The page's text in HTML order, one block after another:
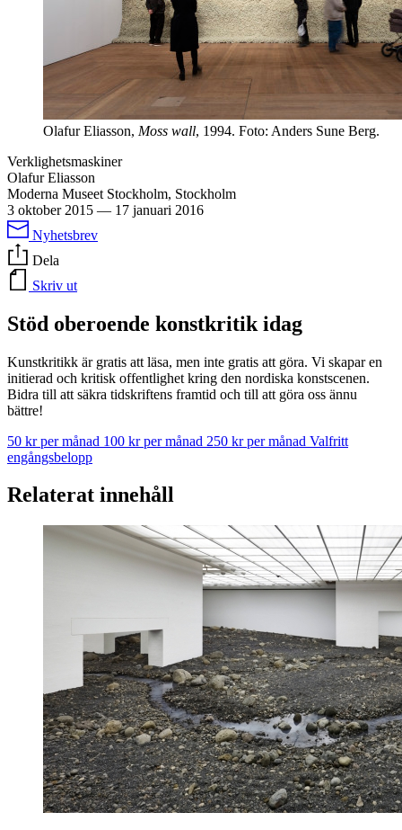
Olafur Eliasson, Moss wall, 1994. Foto: Anders Sune Berg.
Verklighetsmaskiner
Olafur Eliasson
Moderna Museet Stockholm, Stockholm
3 oktober 2015 — 17 januari 2016
Nyhetsbrev
Dela
Skriv ut
Stöd oberoende konstkritik idag
Kunstkritikk är gratis att läsa, men inte gratis att göra. Vi skapar en
initierad och kritisk offentlighet kring den nordiska konstscenen.
Bidra till att säkra tidskriftens framtid och till att göra oss ännu
bättre!
50 kr per månad 100 kr per månad 250 kr per månad Valfritt
engångsbelopp
Relaterat innehåll